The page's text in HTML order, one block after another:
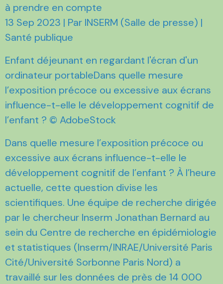
à prendre en compte
13 Sep 2023 | Par INSERM (Salle de presse) |
Santé publique
Enfant déjeunant en regardant l'écran d'un
ordinateur portableDans quelle mesure
l’exposition précoce ou excessive aux écrans
influence-t-elle le développement cognitif de
l’enfant ? © AdobeStock
Dans quelle mesure l’exposition précoce ou
excessive aux écrans influence-t-elle le
développement cognitif de l’enfant ? À l’heure
actuelle, cette question divise les
scientifiques. Une équipe de recherche dirigée
par le chercheur Inserm Jonathan Bernard au
sein du Centre de recherche en épidémiologie
et statistiques (Inserm/INRAE/Université Paris
Cité/Université Sorbonne Paris Nord) a
travaillé sur les données de près de 14 000